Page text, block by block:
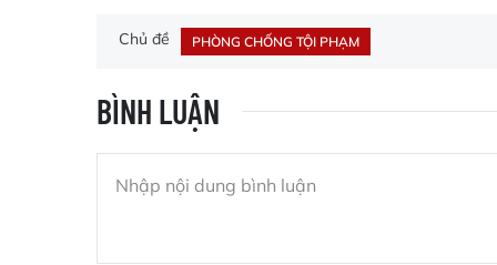
Chủ đề PHÒNG CHỐNG TỘI PHẠM
BÌNH LUẬN